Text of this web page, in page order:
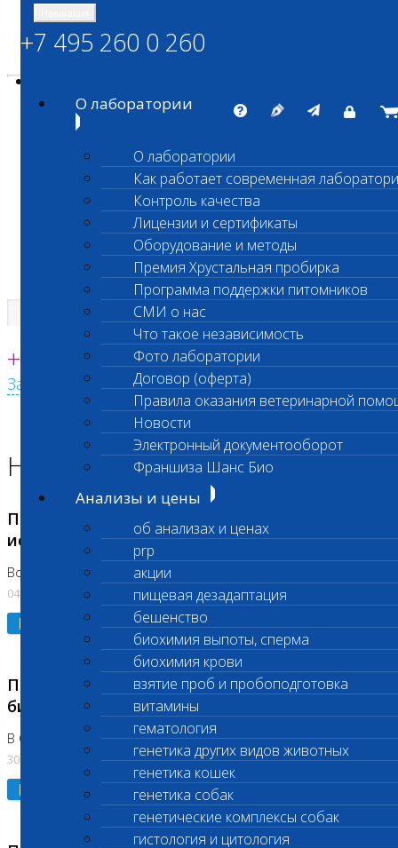
ШАНС БИО
Независимая ветеринарная лаборатория
Единая круглосуточная справочная
+7 495 260 0 260
Заказать звонок с сайта
+7 495 260 0 260
О лаборатории
О лаборатории
Как работает современная
Контроль качества
Лицензии и сертификаты
Оборудование и методы
Премия Хрустальная пробирка
Программа поддержки питомников
СМИ о нас
Что такое независимость
Фото лаборатории
Договор (оферта)
Правила оказания ветеринарной
Новости
Электронный документооборот
Франшиза Шанс Био
Анализы и цены
об анализах и ценах
prp
акции
пищевая дезадаптация
бешенство
биохимия выпоты, сперма
биохимия крови
взятие проб и пробоподготовка
витамины
гематология
генетика других видов животных
генетика кошек
генетика собак
генетические комплексы собак
гистология и цитология
Главная страница
Новости лаборатории
Приостановка срочных биохимических
исследований
Во Владыкино
04.08.2026
Подробнее
Приостановлено выполнение срочных
биохимических исследований
В Сколково. Код (123,309,310)
30.07.2026
Подробнее